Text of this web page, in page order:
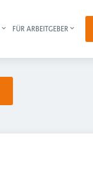
FÜR ARBEITGEBER